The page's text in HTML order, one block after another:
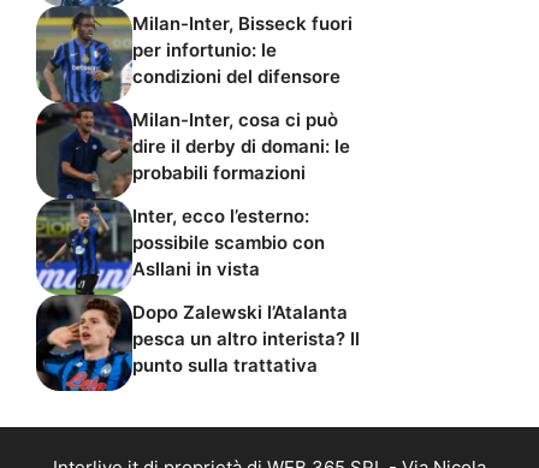
Milan-Inter, Bisseck fuori
per infortunio: le
condizioni del difensore
Milan-Inter, cosa ci può
dire il derby di domani: le
probabili formazioni
Inter, ecco l’esterno:
possibile scambio con
Asllani in vista
Dopo Zalewski l’Atalanta
pesca un altro interista? Il
punto sulla trattativa